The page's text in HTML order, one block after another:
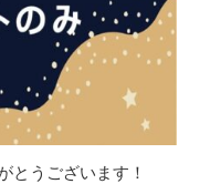
とうございます！